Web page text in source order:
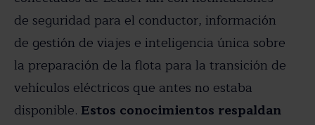
de seguridad para el conductor, información
de gestión de viajes e inteligencia única sobre
la preparación de la flota para la transición de
vehículos eléctricos que antes no estaba
disponible. Estos conocimientos respaldan